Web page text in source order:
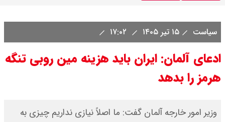
سیاست ۱۵ تیر ۱۴۰۵
ادعای آلمان: ایران باید هزینه مین روبی تنگه
هرمز را بدهد
وزیر امور خارجه آلمان گفت: ما اصلاً نیازی نداریم چیزی به